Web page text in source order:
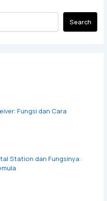
Search
Fungsi dan Cara
Station dan Fungsinya: